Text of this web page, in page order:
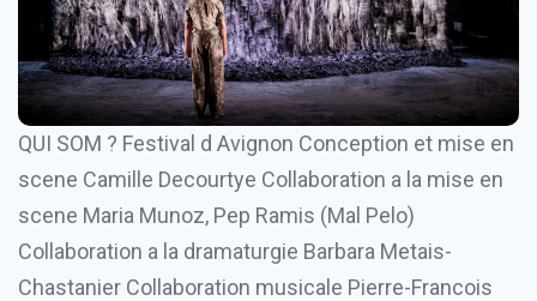
QUI SOM ? Festival d Avignon Conception et mise en
scene Camille Decourtye Collaboration a la mise en
scene Maria Munoz, Pep Ramis (Mal Pelo)
Collaboration a la dramaturgie Barbara Metais-
Chastanier Collaboration musicale Pierre-Francois